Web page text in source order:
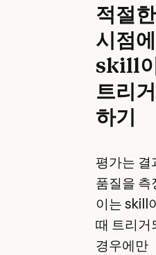
적절한
시점에
skill
트리
하기
평가는 결
품질을 측
이는 skill
때 트리거
경우에만